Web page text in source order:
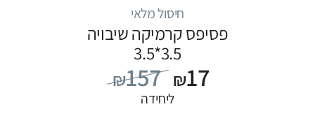
חיסול מלאי
פסיפס קרמיקה שיבויה
3.5*3.5
₪157 ₪17
ליחידה